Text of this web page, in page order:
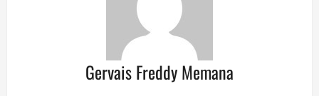
Gervais Freddy Memana